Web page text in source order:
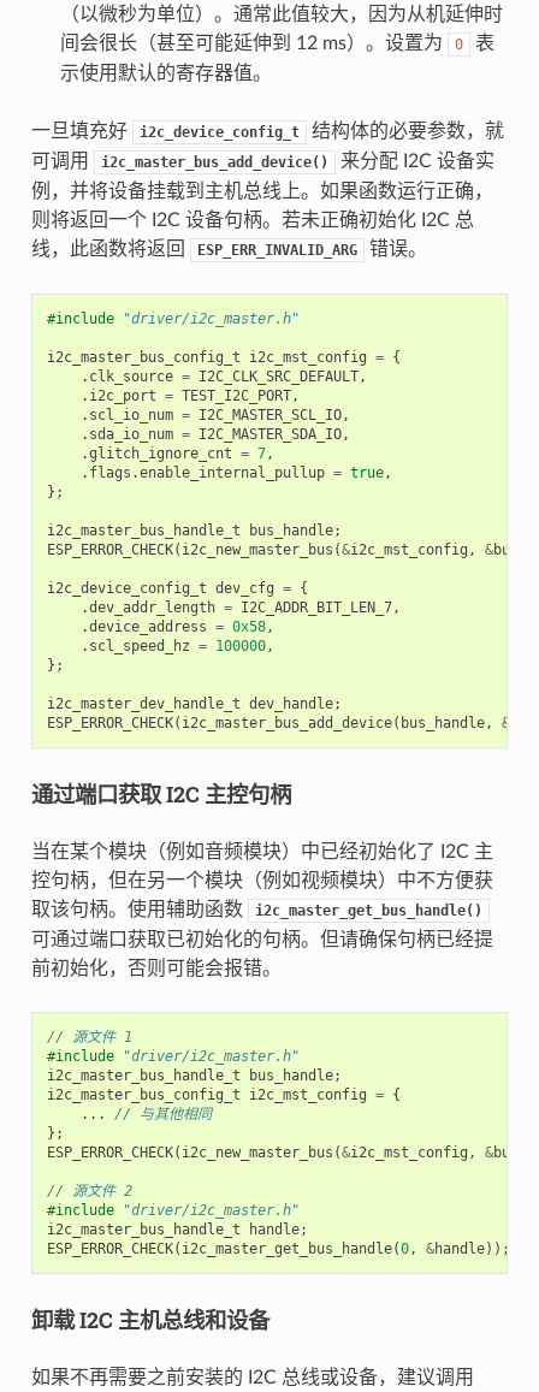
（以微秒为单位）。通常此值较大，因为从机延伸时
间会很长（甚至可能延伸到 12 ms）。设置为
0
表
示使用默认的寄存器值。
一旦填充好 i2c_device_config_t
结构体的必要参数，就
可调用
i2c_master_bus_add_device()
来分配 I2C 设备实
例，并将设备挂载到主机总线上。如果函数运行正确，
则将返回一个 I2C 设备句柄。若未正确初始化 I2C 总
线，此函数将返回
ESP_ERR_INVALID_ARG 错误。
#include "driver/i2c_master.h"
i2c_master_bus_config_t i2c_mst_config = {
. clk_source = I2C_CLK_SRC_DEFAULT,
. i2c_port = TEST_I2C_PORT,
. scl_io_num = I2C_MASTER_SCL_IO,
. sda_io_num = I2C_MASTER_SDA_IO,
.glitch_ignore_cnt = 7,
. flags .enable_internal_pullup = true,
};
i2c_master_bus_handle_t bus_handle;
ESP_ERROR_CHECK( i2c_new_master_bus (&i2c_mst_config , &
i2c_device_config_t dev_cfg = {
.dev_addr_length = I2C_ADDR_BIT_LEN_7,
.device_address = 0x58,
. scl_speed_hz = 100000,
};
i2c_master_dev_handle_t dev_handle;
ESP_ERROR_CHECK( i2c_master_bus_add_device( bus_handle, &
通过端口获取 I2C 主控句柄
当在某个模块（例如音频模块）中已经初始化了 I2C 主
控句柄，但在另一个模块（例如视频模块）中不方便获
取该句柄。使用辅助函数
i2c_master_get_bus_handle()
可通过端口获取已初始化的句柄。但请确保句柄已经提
前初始化，否则可能会报错。
// 源文件 1
#include
"driver/i2c_master.h"
i2c_master_bus_handle_t
bus_handle;
i2c_master_bus_config_t
i2c_mst_config = {
...
// 与其他相同
};
ESP_ERROR_CHECK( i2c_new_master_bus (&i2c_mst_config , &
// 源文件 2
#include
"driver/i2c_master.h"
i2c_master_bus_handle_t
handle;
ESP_ERROR_CHECK( i2c_master_get_bus_handle(0, &handle));
卸载 I2C 主机总线和设备
如果不再需要之前安装的 I2C 总线或设备，建议调用